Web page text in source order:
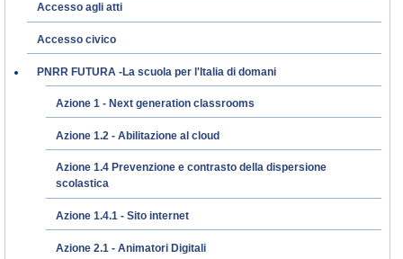
Accesso agli atti
Accesso civico
PNRR FUTURA -La scuola per l'Italia di domani
Azione 1 - Next generation classrooms
Azione 1.2 - Abilitazione al cloud
Azione 1.4 Prevenzione e contrasto della dispersione
scolastica
Azione 1.4.1 - Sito internet
Azione 2.1 - Animatori Digitali